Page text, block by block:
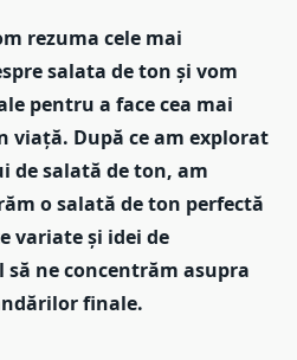
rezuma cele mai
salata de ton și vom
pentru a face cea mai
viață. După ce am explorat
de salată de ton, am
o salată de ton perfectă
variate și idei de
ne concentrăm asupra
finale.